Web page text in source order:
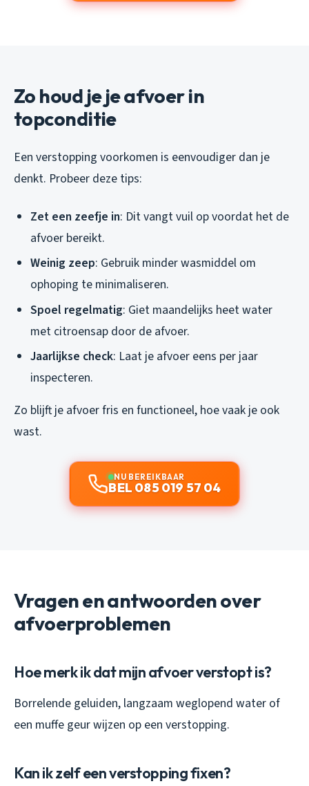
Zo houd je je afvoer in
topconditie
Een verstopping voorkomen is eenvoudiger dan je
denkt. Probeer deze tips:
Zet een zeefje in: Dit vangt vuil op voordat het de
afvoer bereikt.
Weinig zeep: Gebruik minder wasmiddel om
ophoping te minimaliseren.
Spoel regelmatig: Giet maandelijks heet water
met citroensap door de afvoer.
Jaarlijkse check: Laat je afvoer eens per jaar
inspecteren.
Zo blijft je afvoer fris en functioneel, hoe vaak je ook
wast.
NU BEREIKBAAR
BEL 085 019 57 04
Vragen en antwoorden over
afvoerproblemen
Hoe merk ik dat mijn afvoer verstopt is?
Borrelende geluiden, langzaam weglopend water of
een muffe geur wijzen op een verstopping.
Kan ik zelf een verstopping fixen?